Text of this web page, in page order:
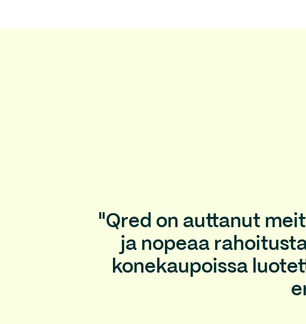
"Qred on auttanut
ja nopeaa
konekaupoissa